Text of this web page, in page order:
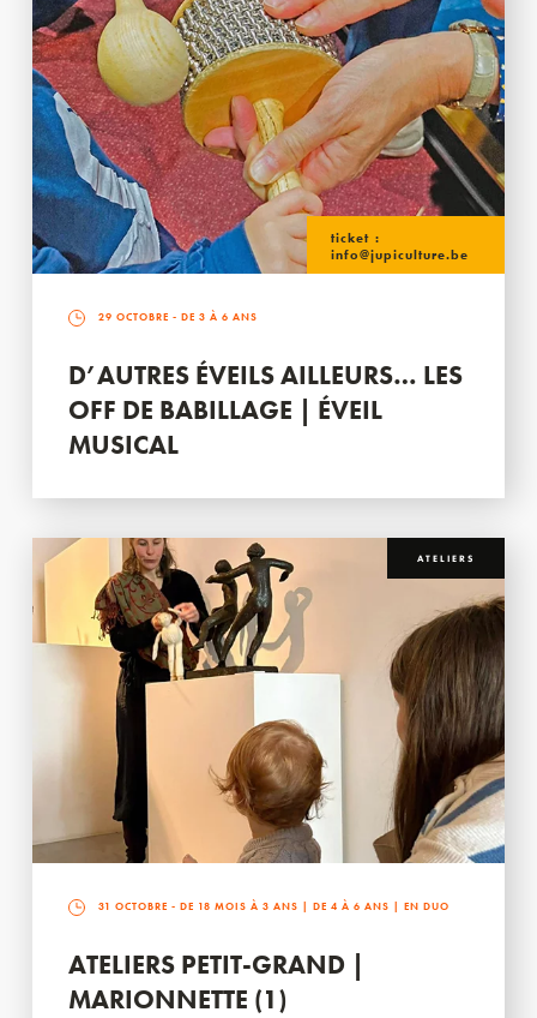
ticket :
info@jupiculture.be
29 OCTOBRE - DE 3 À 6 ANS
D’AUTRES ÉVEILS AILLEURS… LES
OFF DE BABILLAGE | ÉVEIL
MUSICAL
ATELIERS
31 OCTOBRE - DE 18 MOIS À 3 ANS | DE 4 À 6 ANS | EN DUO
ATELIERS PETIT-GRAND |
MARIONNETTE (1)